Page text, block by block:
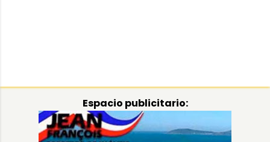
Espacio publicitario: